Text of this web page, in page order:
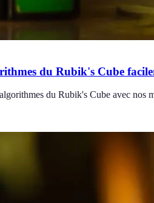
du Rubik's Cube
du Rubik's Cube avec nos